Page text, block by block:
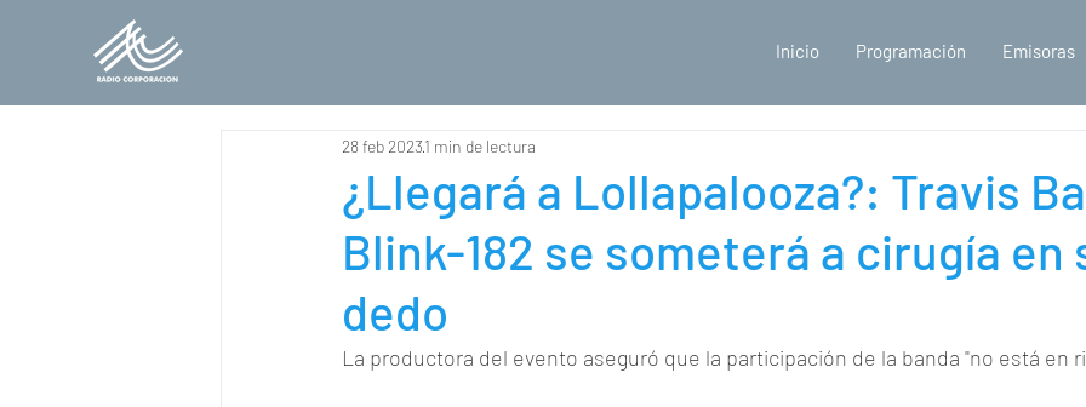
Inicio Programación Emisoras
¿Llegará a Lollapalooza?: Travis
Blink-182 se someterá a cirugía en
dedo
28 feb 20231 min de lectura
La productora del evento aseguró que la participación de la banda "no está en